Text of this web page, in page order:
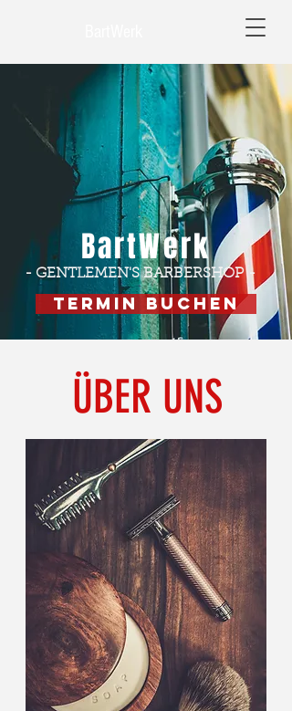
BartWerk
- GENTLEMEN'S BARBERSHOP -
Termin buchen
ÜBER UNS